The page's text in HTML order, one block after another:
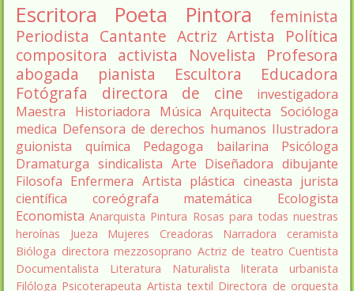
Escritora Poeta Pintora
feminista
Periodista Cantante Actriz Artista
Política
compositora activista Novelista
Profesora
abogada
pianista Escultora
Educadora
Fotógrafa
directora de cine
investigadora
Maestra
Historiadora Música Arquitecta Socióloga
medica Defensora de derechos humanos Ilustradora
guionista
química Pedagoga bailarina
Psicóloga
Dramaturga sindicalista Arte Diseñadora dibujante
Filosofa Enfermera Artista plástica cineasta jurista
científica
coreógrafa matemática
Ecologista
Economista Anarquista Pintura Rosas para todas nuestras
heroínas
Jueza Mujeres Creadoras Narradora
ceramista
Bióloga directora mezzosoprano Actriz de teatro Cuentista
Documentalista
Literatura Naturalista literata
urbanista
Filóloga Psicoterapeuta Artista textil Directora de orquesta